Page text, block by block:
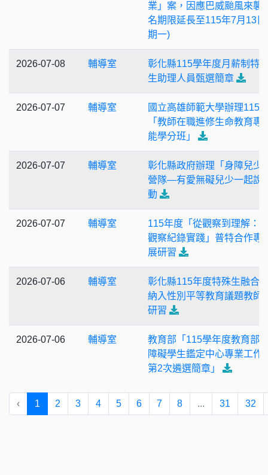
業」案，因應巴威颱風來襲
名期限延長至115年7月13日
期一)
2026-07-08 輔導室
彰化縣115學年度月薪制特
生助理人員甄選簡章
2026-07-07 輔導室
國立高雄師範大學辦理115
「教師在職進修生命教育專
能學分班」
2026-07-07 輔導室
彰化縣政府辦理「身障兒少
營隊—有愛無礙兒少一起說
動
2026-07-07 輔導室
115年度「從觀察到理解：
觀察紀錄實踐」普特合作專
展研習
2026-07-06 輔導室
彰化縣115年度特殊生融合
納入性別平等教育議題教師
研習
2026-07-06 輔導室
教育部「115學年度教育部
障礙學生鑑定中心專業工作
第2次遴選簡章」
‹ 1 2 3 4 5 6 7 8 ... 31 32